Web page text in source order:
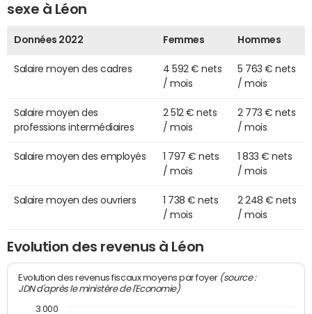
sexe à Léon
Données 2022 Femmes Hommes
Salaire moyen des cadres
4 592 € nets
/ mois
5 763 € nets
/ mois
Salaire moyen des
professions intermédiaires
2 512 € nets
/ mois
2 773 € nets
/ mois
Salaire moyen des employés
1 797 € nets
/ mois
1 833 € nets
/ mois
Salaire moyen des ouvriers
1 738 € nets
/ mois
2 248 € nets
/ mois
Evolution des revenus à Léon
Evolution des revenus fiscaux moyens par foyer (source :
JDN d'après le ministère de l'Economie)
3 000